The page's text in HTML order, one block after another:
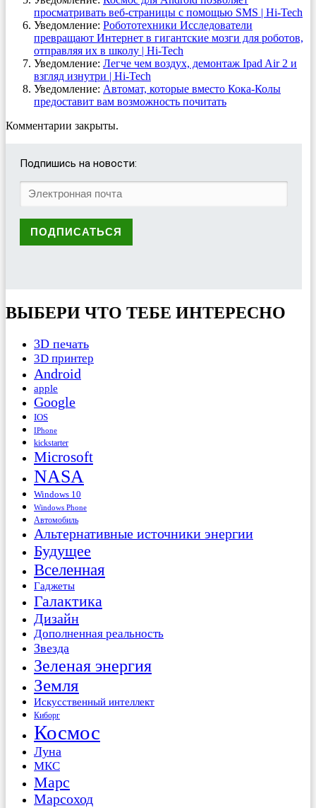
просматривать веб-страницы с помощью SMS | Hi-Tech
Уведомление: Робототехники Исследователи
превращают Интернет в гигантские мозги для роботов,
отправляя их в школу | Hi-Tech
Уведомление: Легче чем воздух, демонтаж Ipad Air 2 и
взгляд изнутри | Hi-Tech
Уведомление: Автомат, которые вместо Кока-Колы
предоставит вам возможность почитать
Комментарии закрыты.
Подпишись на новости:
ВЫБЕРИ ЧТО ТЕБЕ ИНТЕРЕСНО
3D печать
3D принтер
Android
apple
Google
IOS
IPhone
kickstarter
Microsoft
NASA
Windows 10
Windows Phone
Автомобиль
Альтернативные источники энергии
Будущее
Вселенная
Гаджеты
Галактика
Дизайн
Дополненная реальность
Звезда
Зеленая энергия
Земля
Искусственный интеллект
Киборг
Космос
Луна
МКС
Марс
Марсоход